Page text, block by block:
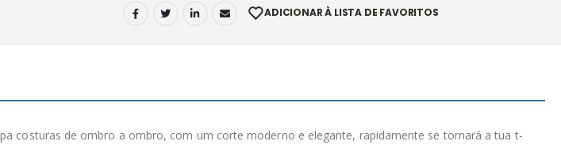
ADICIONAR À LISTA DE FAVORITOS
costuras de ombro a ombro, com um corte moderno e elegante, rapidamente se tornará a tua t-